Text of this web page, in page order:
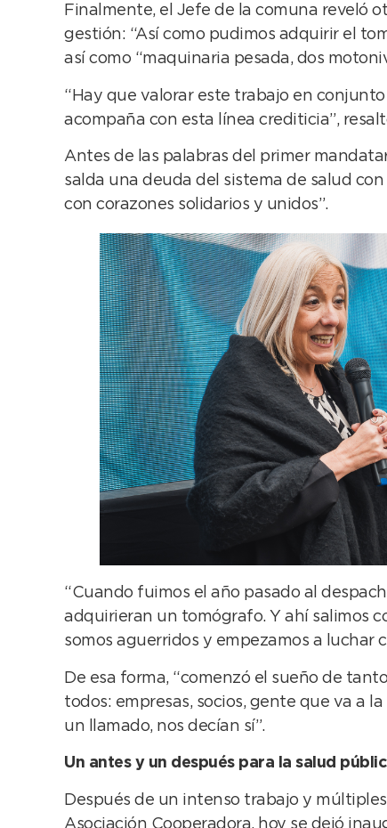
Finalmente, el Jefe de la comuna reveló
gestión: “Así como pudimos adquirir el
así como “maquinaria pesada, dos
“Hay que valorar este trabajo en
acompaña con esta línea crediticia”,
Antes de las palabras del primer
salda una deuda del sistema de salud
con corazones solidarios y unidos”.
“Cuando fuimos el año pasado al
adquirieran un tomógrafo. Y ahí salimos
somos aguerridos y empezamos a luchar
De esa forma, “comenzó el sueño de
todos: empresas, socios, gente que va a
un llamado, nos decían sí”.
Un antes y un después para la salud
Después de un intenso trabajo y
Asociación Cooperadora, hoy se dejó